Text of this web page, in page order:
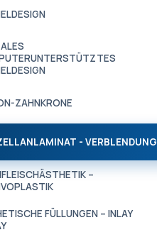
ZAHNKRONE
- VERBLENDUNG
–
FÜLLUNGEN – INLAY